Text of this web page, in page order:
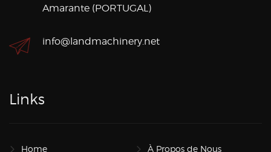
Amarante (PORTUGAL)
info@landmachinery.net
Links
Home À Propos de Nous